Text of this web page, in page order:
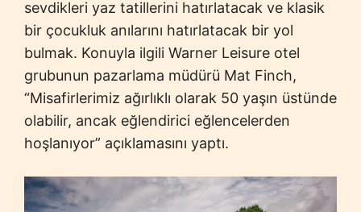
sevdikleri yaz tatillerini hatırlatacak ve klasik
bir çocukluk anılarını hatırlatacak bir yol
bulmak. Konuyla ilgili Warner Leisure otel
grubunun pazarlama müdürü Mat Finch,
“Misafirlerimiz ağırlıklı olarak 50 yaşın üstünde
olabilir, ancak eğlendirici eğlencelerden
hoşlanıyor” açıklamasını yaptı.